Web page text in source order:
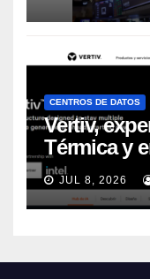
CENTROS DE DATOS
Vertiv,
Térmica y
Datos,
imparable
JUL 8, 2026